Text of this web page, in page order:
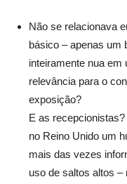
Não se relacionava
básico – apenas um
inteiramente nua em
relevância para o
exposição?
E as
no Reino Unido um
mais das vezes
uso de saltos altos